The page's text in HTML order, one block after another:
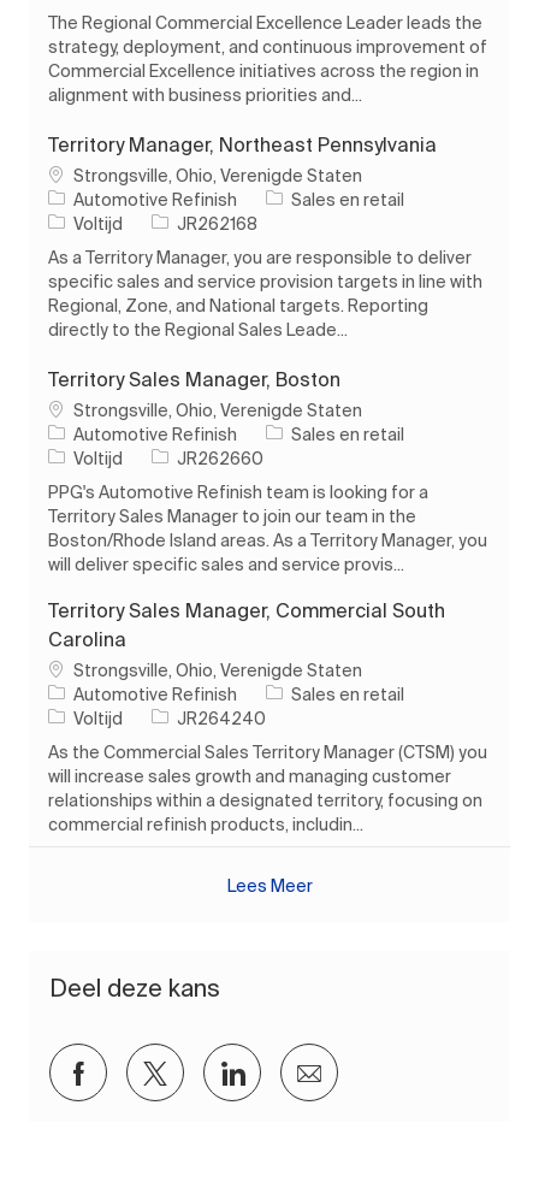
The Regional Commercial Excellence Leader leads the
strategy, deployment, and continuous improvement of
Commercial Excellence initiatives across the region in
alignment with business priorities and...
Territory Manager, Northeast Pennsylvania
PlaatsStrongsville, Ohio, Verenigde Staten
Automotive Refinish
Categorie
Sales en retail
Soort baan
Voltijd Taak-ID
JR262168
As a Territory Manager, you are responsible to deliver
specific sales and service provision targets in line with
Regional, Zone, and National targets. Reporting
directly to the Regional Sales Leade...
Territory Sales Manager, Boston
PlaatsStrongsville, Ohio, Verenigde Staten
Automotive Refinish
Categorie
Sales en retail
Soort baan
Voltijd Taak-ID
JR262660
PPG's Automotive Refinish team is looking for a
Territory Sales Manager to join our team in the
Boston/Rhode Island areas. As a Territory Manager, you
will deliver specific sales and service provis...
Territory Sales Manager, Commercial South
Carolina
PlaatsStrongsville, Ohio, Verenigde Staten
Automotive Refinish
Categorie
Sales en retail
Soort baan
Voltijd Taak-ID
JR264240
As the Commercial Sales Territory Manager (CTSM) you
will increase sales growth and managing customer
relationships within a designated territory, focusing on
commercial refinish products, includin...
Lees Meer
Deel deze kans
Delen via Facebook
Delen via twitter
Delen via LinkedIn
Delen via e-mail